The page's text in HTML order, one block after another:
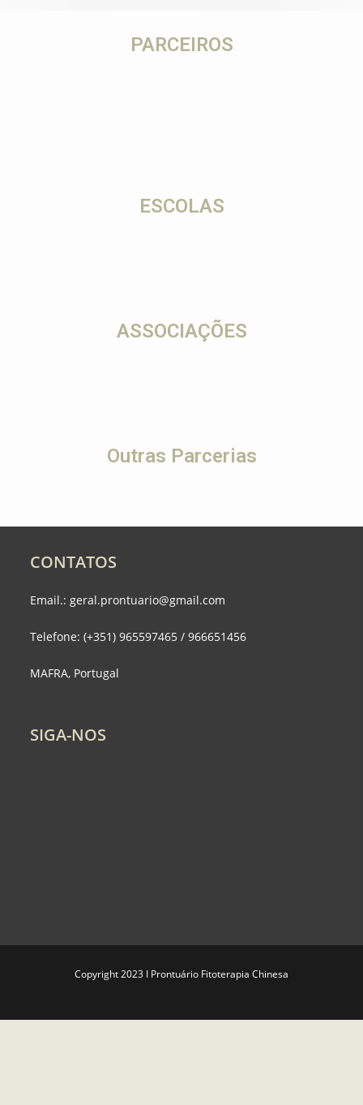
PARCEIROS
ESCOLAS
ASSOCIAÇÕES
Outras Parcerias
CONTATOS
Email.: geral.prontuario@gmail.com
Telefone: (+351) 965597465 / 966651456
MAFRA, Portugal
SIGA-NOS
Copyright 2023 I Prontuário Fitoterapia Chinesa